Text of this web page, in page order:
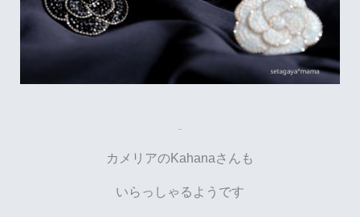
カメリアのKahanaさんも
いらっしゃるようです